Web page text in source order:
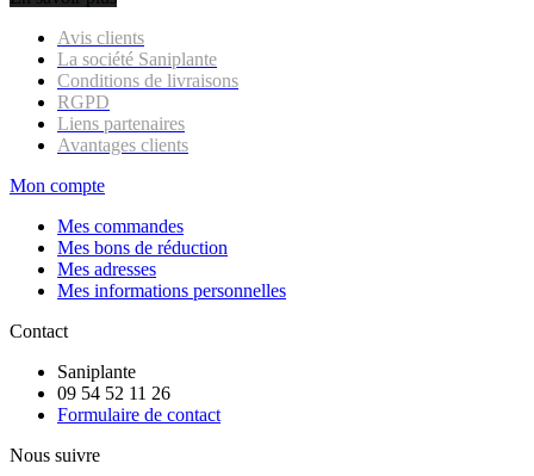
Avis clients
La société Saniplante
Conditions de livraisons
RGPD
Liens partenaires
Avantages clients
Mon compte
Mes commandes
Mes bons de réduction
Mes adresses
Mes informations personnelles
Contact
Saniplante
09 54 52 11 26
Formulaire de contact
Nous suivre